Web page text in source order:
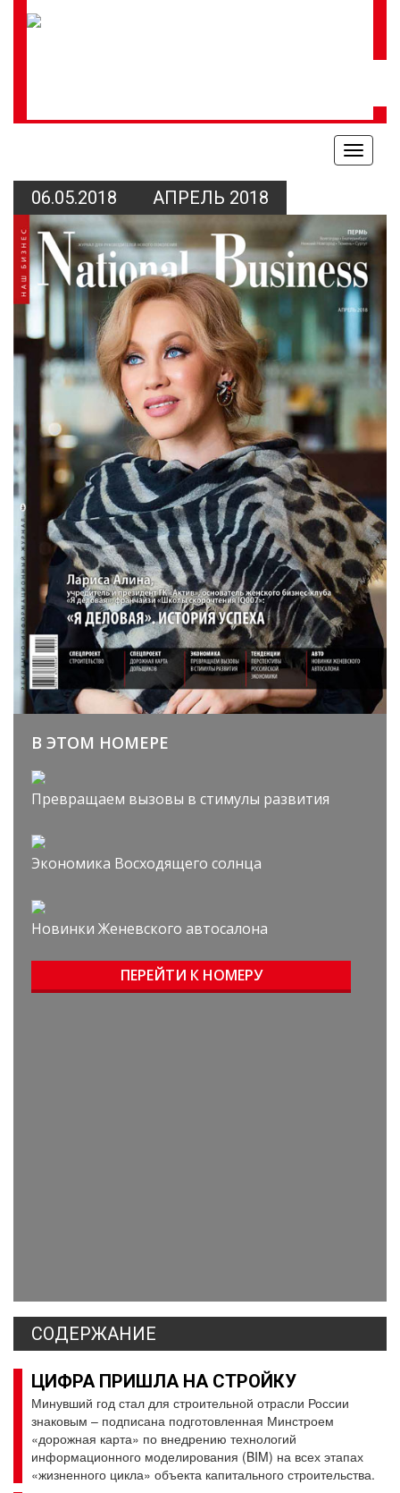
Меню
06.05.2018 АПРЕЛЬ 2018
В ЭТОМ НОМЕРЕ
Превращаем вызовы в стимулы развития
Экономика Восходящего солнца
Новинки Женевского автосалона
ПЕРЕЙТИ К НОМЕРУ
СОДЕРЖАНИЕ
ЦИФРА ПРИШЛА НА СТРОЙКУ
Минувший год стал для строительной отрасли России
знаковым – подписана подготовленная Минстроем
«дорожная карта» по внедрению технологий
информационного моделирования (BIM) на всех этапах
«жизненного цикла» объекта капитального строительства.